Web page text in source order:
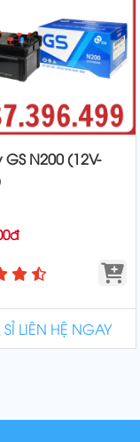
N200 (12V-
LIÊN HỆ NGAY